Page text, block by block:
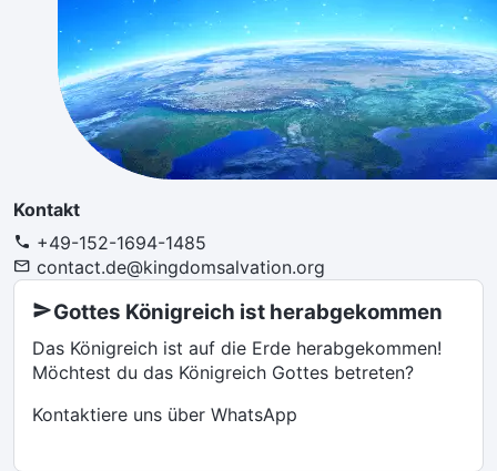
Kontakt
+49-152-1694-1485
contact.de@kingdomsalvation.org
Gottes Königreich ist herabgekommen
Das Königreich ist auf die Erde herabgekommen!
Möchtest du das Königreich Gottes betreten?
Kontaktiere uns über WhatsApp